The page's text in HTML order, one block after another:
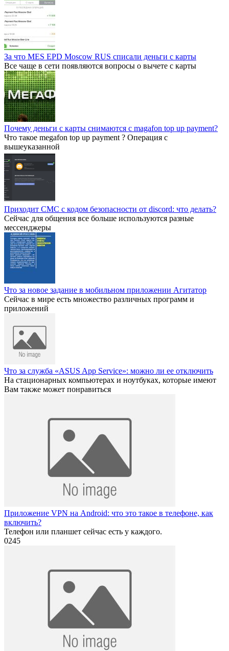
За что MES EPD Moscow RUS списали деньги с карты
Все чаще в сети появляются вопросы о вычете с карты
Почему деньги с карты снимаются с magafon top up payment?
Что такое megafon top up payment ? Операция с
вышеуказанной
Приходит СМС с кодом безопасности от discord: что делать?
Сейчас для общения все больше используются разные
мессенджеры
Что за новое задание в мобильном приложении Агитатор
Сейчас в мире есть множество различных программ и
приложений
Что за служба «ASUS App Service»: можно ли ее отключить
На стационарных компьютерах и ноутбуках, которые имеют
Вам также может понравиться
Приложение VPN на Android: что это такое в телефоне, как
включить?
Телефон или планшет сейчас есть у каждого.
0245